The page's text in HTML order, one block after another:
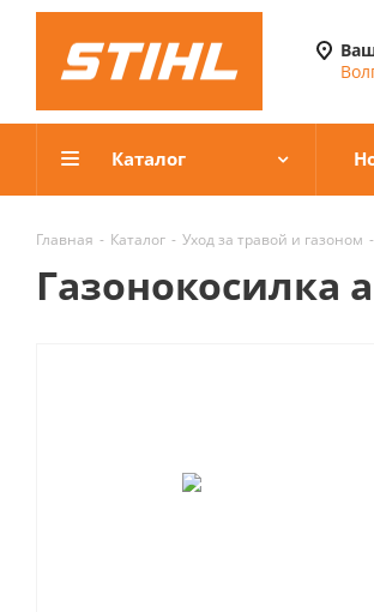
Каталог
Главная - Каталог - Уход за травой и газоном -
Газонокосилка